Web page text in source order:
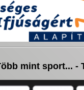
mint sport... -